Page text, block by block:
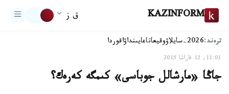
KAZINFORM ق ز
ترەند:2026-سايلاۋ وقيعاتاعايىنداۋاقوردا
11:01, 12 قاراشا 2015
جاڭا «مارشالل جوباسى» كىمگە كەرەك؟